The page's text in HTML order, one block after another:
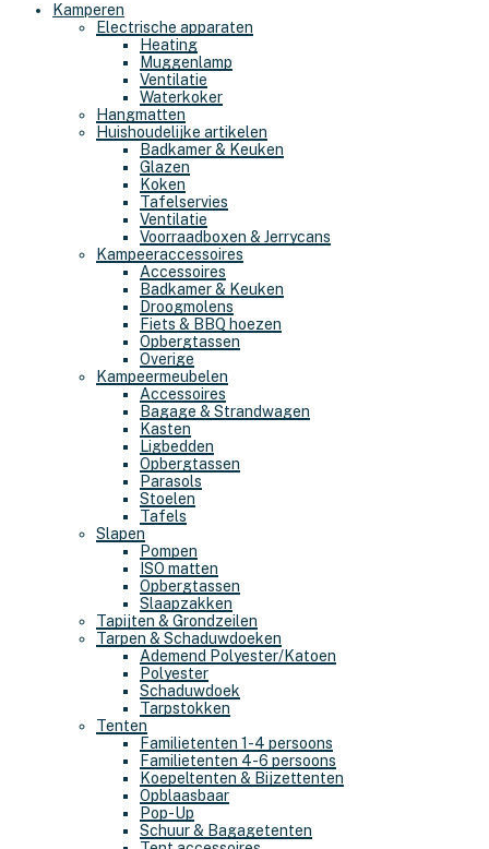
Kamperen
Electrische apparaten
Heating
Muggenlamp
Ventilatie
Waterkoker
Hangmatten
Huishoudelijke artikelen
Badkamer & Keuken
Glazen
Koken
Tafelservies
Ventilatie
Voorraadboxen & Jerrycans
Kampeeraccessoires
Accessoires
Badkamer & Keuken
Droogmolens
Fiets & BBQ hoezen
Opbergtassen
Overige
Kampeermeubelen
Accessoires
Bagage & Strandwagen
Kasten
Ligbedden
Opbergtassen
Parasols
Stoelen
Tafels
Slapen
Pompen
ISO matten
Opbergtassen
Slaapzakken
Tapijten & Grondzeilen
Tarpen & Schaduwdoeken
Ademend Polyester/Katoen
Polyester
Schaduwdoek
Tarpstokken
Tenten
Familietenten 1-4 persoons
Familietenten 4-6 persoons
Koepeltenten & Bijzettenten
Opblaasbaar
Pop-Up
Schuur & Bagagetenten